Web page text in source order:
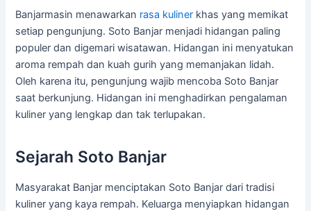
Banjarmasin menawarkan rasa kuliner khas yang memikat
setiap pengunjung. Soto Banjar menjadi hidangan paling
populer dan digemari wisatawan. Hidangan ini menyatukan
aroma rempah dan kuah gurih yang memanjakan lidah.
Oleh karena itu, pengunjung wajib mencoba Soto Banjar
saat berkunjung. Hidangan ini menghadirkan pengalaman
kuliner yang lengkap dan tak terlupakan.
Sejarah Soto Banjar
Masyarakat Banjar menciptakan Soto Banjar dari tradisi
kuliner yang kaya rempah. Keluarga menyiapkan hidangan